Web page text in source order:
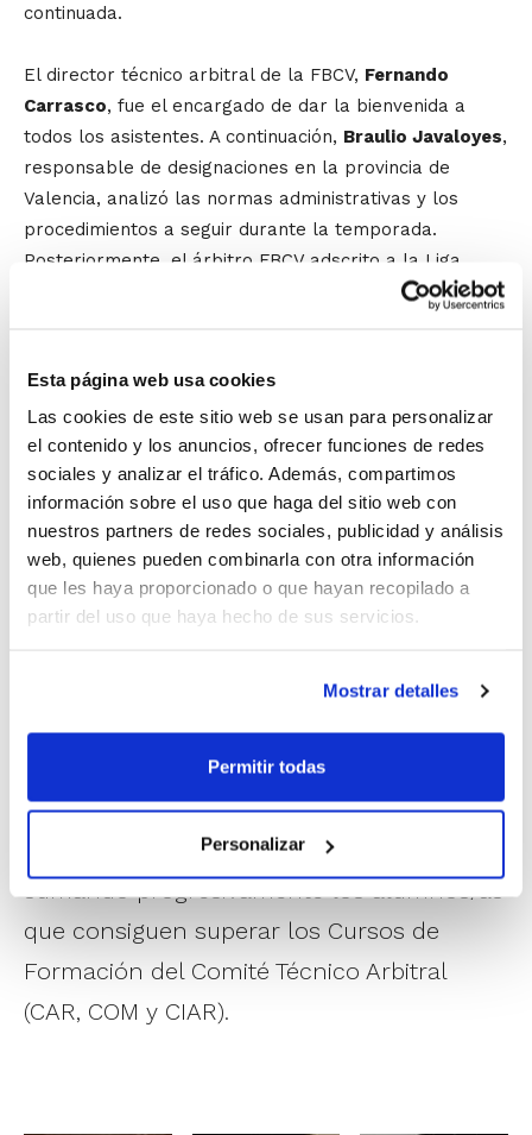
Esta página web usa cookies
Las cookies de este sitio web se usan para personalizar
el contenido y los anuncios, ofrecer funciones de redes
sociales y analizar el tráfico. Además, compartimos
información sobre el uso que haga del sitio web con
nuestros partners de redes sociales, publicidad y análisis
web, quienes pueden combinarla con otra información
que les haya proporcionado o que hayan recopilado a
partir del uso que haya hecho de sus servicios.
Mostrar detalles
Permitir todas
Personalizar
continuada.
El director técnico arbitral de la FBCV, Fernando
Carrasco, fue el encargado de dar la bienvenida a
todos los asistentes. A continuación, Braulio Javaloyes,
responsable de designaciones en la provincia de
Valencia, analizó las normas administrativas y los
procedimientos a seguir durante la temporada.
Posteriormente, el árbitro FBCV adscrito a la Liga
expuso todo lo
la regla de los 24 segundos. Tras estas intervenciones,
el director técnico arbitral realizó la clausura de la
actividad.
Esta Jornada reúne todos los años a los árbitros de
las tres provincias: Castellón, Valencia y Alicante. A
partir de ese momento, la programación de Formación
Continua del CTA sigue un desarrollo provincial para
facilitar la asistencia de todos los componentes del
Este mismo procedimiento se realiza para
los Oficiales de Mesa, que también inician
ya su programación de Formación
Continua. A estas actividades se van
que consiguen superar los Cursos de
Formación del Comité Técnico Arbitral
(CAR, COM y CIAR).